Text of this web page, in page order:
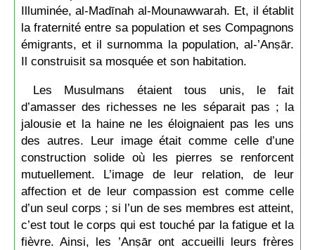
Illuminée, al-Madīnah al-Mounawwarah. Et, il établit
la fraternité entre sa population et ses Compagnons
émigrants, et il surnomma la population, al-’Anṣār.
Il construisit sa mosquée et son habitation.
Les Musulmans étaient tous unis, le fait
d’amasser des richesses ne les séparait pas ; la
jalousie et la haine ne les éloignaient pas les uns
des autres. Leur image était comme celle d’une
construction solide où les pierres se renforcent
mutuellement. L’image de leur relation, de leur
affection et de leur compassion est comme celle
d’un seul corps ; si l’un de ses membres est atteint,
c’est tout le corps qui est touché par la fatigue et la
fièvre. Ainsi, les ’Anṣār ont accueilli leurs frères